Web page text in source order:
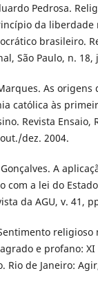
Pedrosa.
da liberdade
brasileiro.
São Paulo, n. 18,
As origens
católica às
Revista Ensaio,
dez. 2004.
Gonçalves. A
com a lei do
da AGU, v. 41,
religioso
e profano:
Rio de Janeiro: